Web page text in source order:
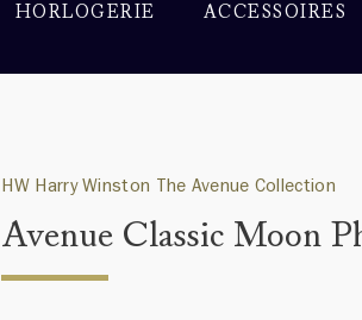
HORLOGERIE ACCESSOIRES
HW Harry Winston The Avenue Collection
Avenue Classic Moon